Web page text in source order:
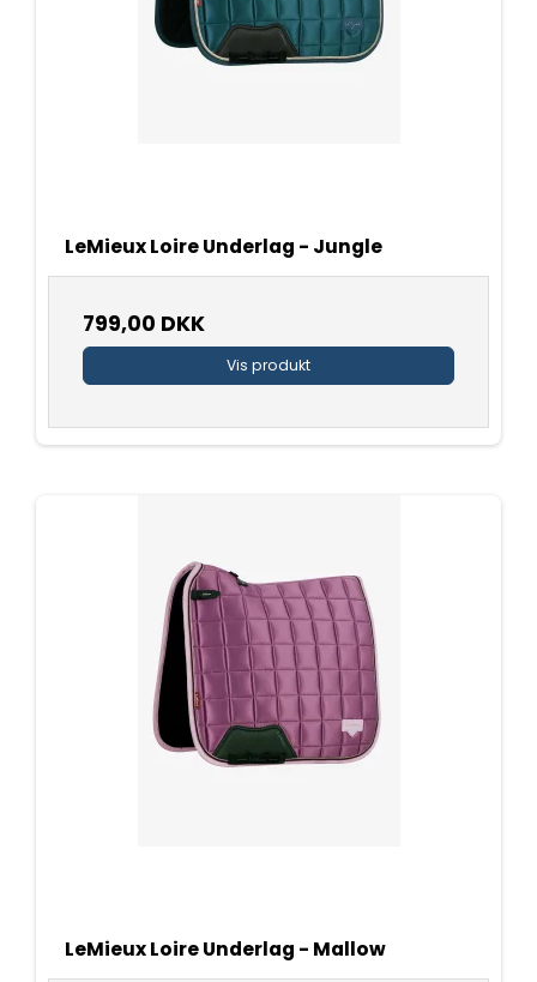
LeMieux Loire Underlag - Jungle
799,00 DKK
Vis produkt
LeMieux Loire Underlag - Mallow